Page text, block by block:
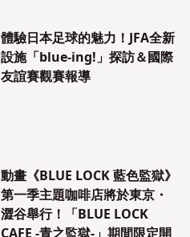
體驗日本足球的魅力！JFA全新
設施「blue-ing!」探訪＆國際
友誼賽觀賽報導
動畫《BLUE LOCK 藍色監獄》
第一季主題咖啡店將於東京・
澀谷舉行！「BLUE LOCK